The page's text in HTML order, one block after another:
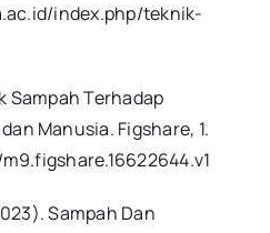
index.php/teknik-
Sampah Terhadap
Manusia. Figshare, 1.
Sampah Dan